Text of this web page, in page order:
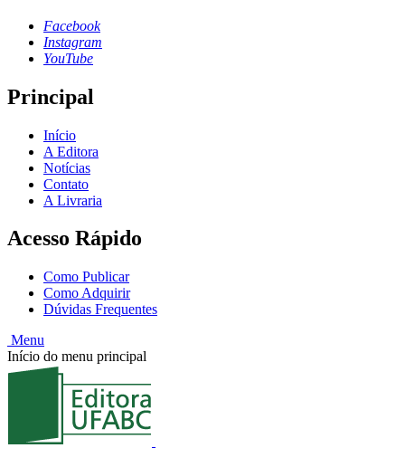
Facebook
Instagram
YouTube
Principal
Início
A Editora
Notícias
Contato
A Livraria
Acesso Rápido
Como Publicar
Como Adquirir
Dúvidas Frequentes
Menu
Início do menu principal